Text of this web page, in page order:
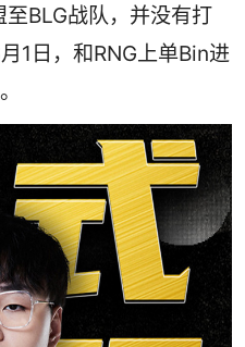
BLG战队，并没有打
1日，和RNG上单Bin进